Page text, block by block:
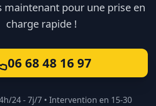
maintenant pour une prise en
charge rapide !
06 68 48 16 97
24 - 7j/7 • Intervention en 15-30